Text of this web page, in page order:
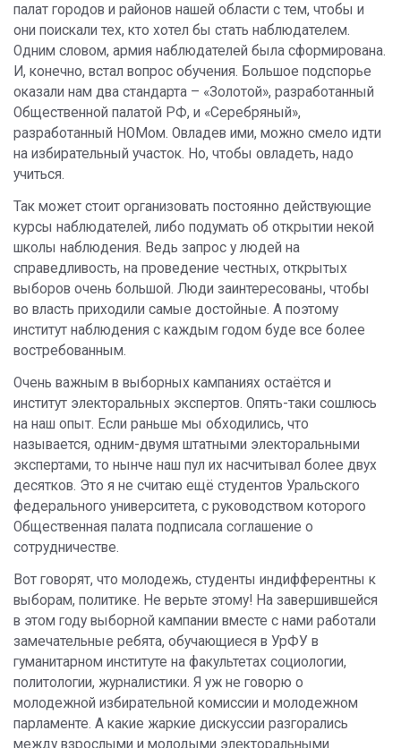
палат городов и районов нашей области с тем, чтобы и
они поискали тех, кто хотел бы стать наблюдателем.
Одним словом, армия наблюдателей была сформирована.
И, конечно, встал вопрос обучения. Большое подспорье
оказали нам два стандарта – «Золотой», разработанный
Общественной палатой РФ, и «Серебряный»,
разработанный НОМом. Овладев ими, можно смело идти
на избирательный участок. Но, чтобы овладеть, надо
учиться.
Так может стоит организовать постоянно действующие
курсы наблюдателей, либо подумать об открытии некой
школы наблюдения. Ведь запрос у людей на
справедливость, на проведение честных, открытых
выборов очень большой. Люди заинтересованы, чтобы
во власть приходили самые достойные. А поэтому
институт наблюдения с каждым годом буде все более
востребованным.
Очень важным в выборных кампаниях остаётся и
институт электоральных экспертов. Опять-таки сошлюсь
на наш опыт. Если раньше мы обходились, что
называется, одним-двумя штатными электоральными
экспертами, то нынче наш пул их насчитывал более двух
десятков. Это я не считаю ещё студентов Уральского
федерального университета, с руководством которого
Общественная палата подписала соглашение о
сотрудничестве.
Вот говорят, что молодежь, студенты индифферентны к
выборам, политике. Не верьте этому! На завершившейся
в этом году выборной кампании вместе с нами работали
замечательные ребята, обучающиеся в УрФУ в
гуманитарном институте на факультетах социологии,
политологии, журналистики. Я уж не говорю о
молодежной избирательной комиссии и молодежном
парламенте. А какие жаркие дискуссии разгорались
между взрослыми и молодыми электоральными